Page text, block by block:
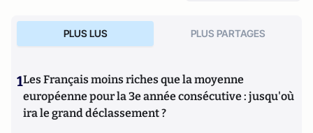
PLUS LUS PLUS PARTAGES
1Les Français moins riches que la moyenne
européenne pour la 3e année consécutive : jusqu'où
ira le grand déclassement ?